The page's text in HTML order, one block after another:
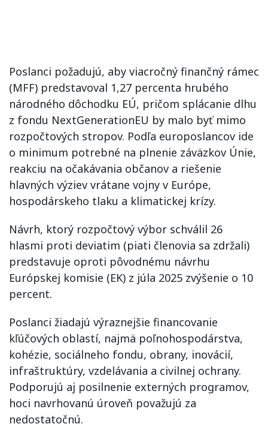
Poslanci požadujú, aby viacročný finančný rámec
(MFF) predstavoval 1,27 percenta hrubého
národného dôchodku EÚ, pričom splácanie dlhu
z fondu NextGenerationEU by malo byť mimo
rozpočtových stropov. Podľa europoslancov ide
o minimum potrebné na plnenie záväzkov Únie,
reakciu na očakávania občanov a riešenie
hlavných výziev vrátane vojny v Európe,
hospodárskeho tlaku a klimatickej krízy.
Návrh, ktorý rozpočtový výbor schválil 26
hlasmi proti deviatim (piati členovia sa zdržali)
predstavuje oproti pôvodnému návrhu
Európskej komisie (EK) z júla 2025 zvýšenie o 10
percent.
Poslanci žiadajú výraznejšie financovanie
kľúčových oblastí, najmä poľnohospodárstva,
kohézie, sociálneho fondu, obrany, inovácií,
infraštruktúry, vzdelávania a civilnej ochrany.
Podporujú aj posilnenie externých programov,
hoci navrhovanú úroveň považujú za
nedostatočnú.